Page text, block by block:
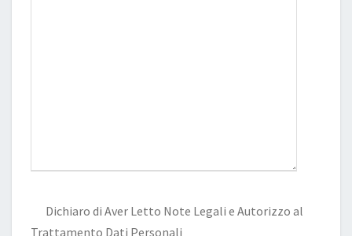
Dichiaro di Aver Letto Note Legali e Autorizzo al
Trattamento Dati Personali